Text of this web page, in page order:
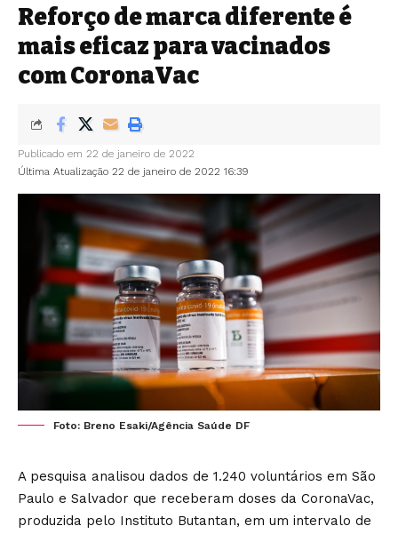
Reforço de marca diferente é
mais eficaz para vacinados
com CoronaVac
Última Atualização 22 de janeiro de 2022 16:39
Publicado em 22 de janeiro de 2022
Foto: Breno Esaki/Agência Saúde DF
A pesquisa analisou dados de 1.240 voluntários em São
Paulo e Salvador que receberam doses da CoronaVac,
produzida pelo Instituto Butantan, em um intervalo de